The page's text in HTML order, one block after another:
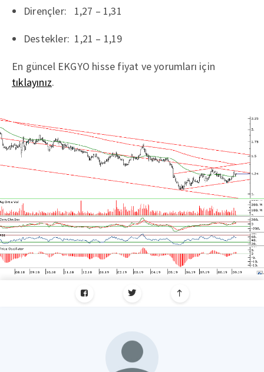
Dirençler: 1,27 – 1,31
Destekler: 1,21 – 1,19
En güncel EKGYO hisse fiyat ve yorumları için
tıklayınız.